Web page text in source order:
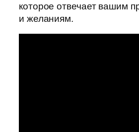
которое отвечает вашим
и желаниям.